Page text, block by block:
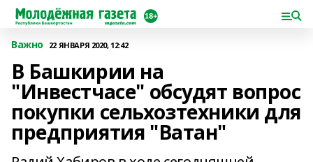
Важно 22 ЯНВАРЯ 2020, 12:42
В Башкирии на
"Инвестчасе" обсудят вопрос
покупки сельхозтехники для
предприятия "Ватан"